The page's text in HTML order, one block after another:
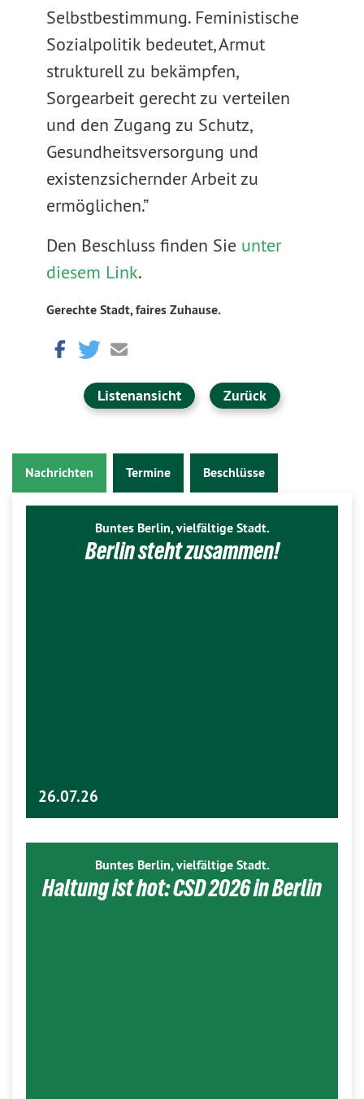
Selbstbestimmung. Feministische
Sozialpolitik bedeutet, Armut
strukturell zu bekämpfen,
Sorgearbeit gerecht zu verteilen
und den Zugang zu Schutz,
Gesundheitsversorgung und
existenzsichernder Arbeit zu
ermöglichen.”
Den Beschluss finden Sie unter
diesem Link.
Gerechte Stadt, faires Zuhause.
Listenansicht Zurück
Nachrichten Termine Beschlüsse
Buntes Berlin, vielfältige Stadt.
Berlin steht zusammen!
26.07.26
Buntes Berlin, vielfältige Stadt.
Haltung ist hot: CSD 2026 in Berlin